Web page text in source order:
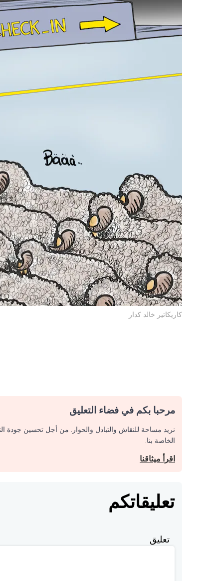
كاريكاتير خالد كدار
مرحبا بكم في فضاء التعليق
نريد مساحة للنقاش والتبادل والحوار. من أجل تحسين جودة
الخاصة بنا.
اقرأ ميثاقنا
تعليقاتكم
تعليق